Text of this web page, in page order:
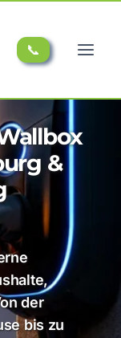
📞
&
der
bis zu